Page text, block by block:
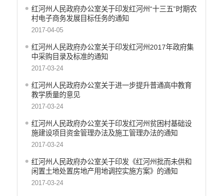
红河州人民政府办公室关于印发红河州“十三五”时期农
村电子商务发展目标任务的通知
2017-04-05
红河州人民政府办公室关于印发红河州2017年政府集
中采购目录及标准的通知
2017-03-24
红河州人民政府办公室关于进一步提升普通高中教育
教学质量的意见
2017-03-24
红河州人民政府办公室关于印发红河州贫困村基础设
施建设项目资金管理办法及施工管理办法的通知
2017-03-24
红河州人民政府办公室关于印发《红河州批而未供和
闲置土地处置房地产用地调控实施方案》的通知
2017-03-24